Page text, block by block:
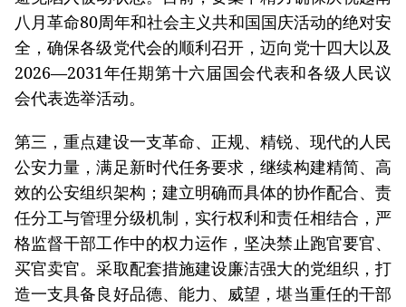
八月革命80周年和社会主义共和国国庆活动的绝对安
全，确保各级党代会的顺利召开，迈向党十四大以及
2026—2031年任期第十六届国会代表和各级人民议
会代表选举活动。
第三，重点建设一支革命、正规、精锐、现代的人民
公安力量，满足新时代任务要求，继续构建精简、高
效的公安组织架构；建立明确而具体的协作配合、责
任分工与管理分级机制，实行权利和责任相结合，严
格监督干部工作中的权力运作，坚决禁止跑官要官、
买官卖官。采取配套措施建设廉洁强大的党组织，打
造一支具备良好品德、能力、威望，堪当重任的干部